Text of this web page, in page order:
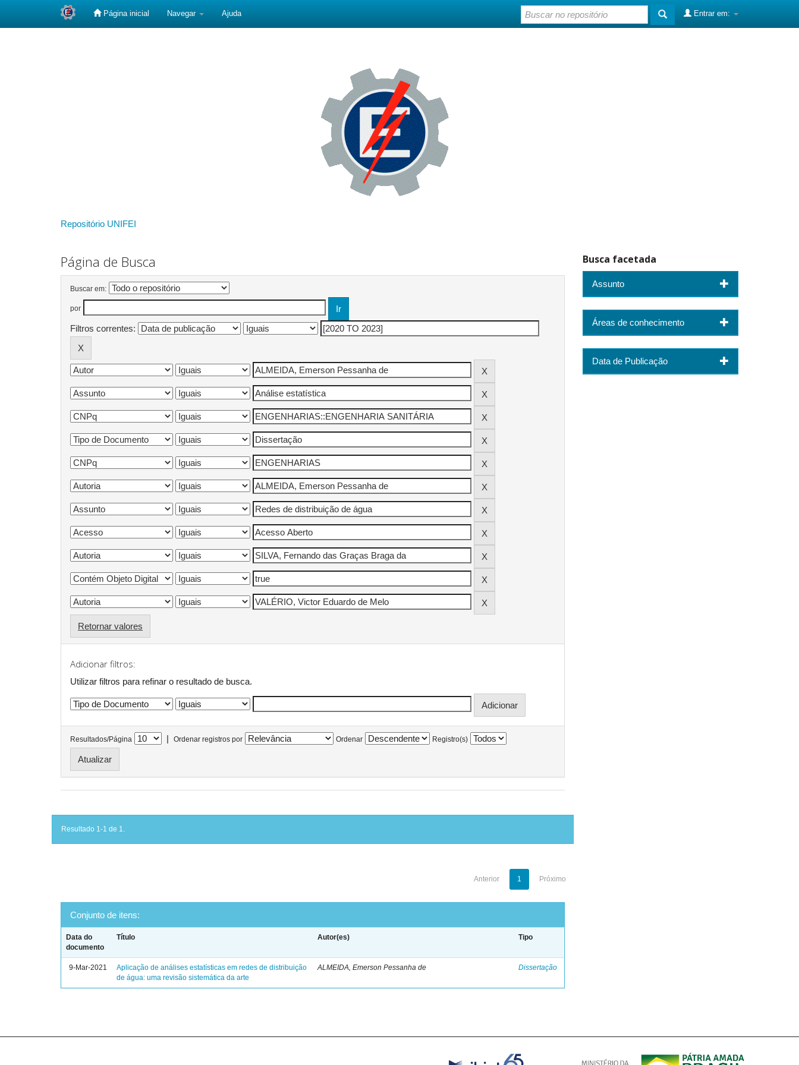
Página inicial Navegar Ajuda Entrar em:
Repositório UNIFEI
Página de Busca
Buscar em:
por
Filtros correntes:
Retornar valores
Adicionar filtros:
Utilizar filtros para refinar o resultado de busca.
Resultados/Página | Ordenar registros por Ordenar Registro(s)
Resultado 1-1 de 1.
Anterior 1 Próximo
Conjunto de itens:
Data do
documento
Título Autor(es) Tipo
9-Mar-2021
Aplicação de análises estatísticas em redes de distribuição
de água: uma revisão sistemática da arte
ALMEIDA, Emerson Pessanha de Dissertação
Busca facetada
Assunto
Áreas de conhecimento
Data de Publicação